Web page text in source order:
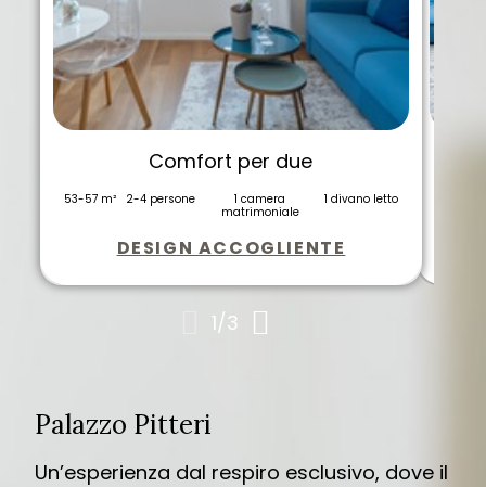
Comfort per due
53-57 m² 2-4 persone
1 camera
matrimoniale
1 divano letto
DESIGN ACCOGLIENTE
1/3
Palazzo Pitteri
Un’esperienza dal respiro esclusivo, dove il